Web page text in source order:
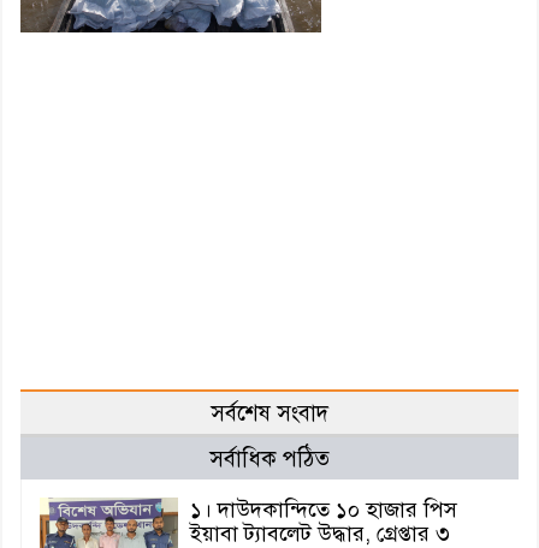
সর্বশেষ সংবাদ
সর্বাধিক পঠিত
১। দাউদকান্দিতে ১০ হাজার পিস
ইয়াবা ট্যাবলেট উদ্ধার, গ্রেপ্তার ৩